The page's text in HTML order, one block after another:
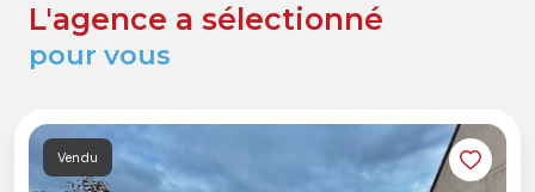
L'agence a sélectionné
pour vous
Vendu